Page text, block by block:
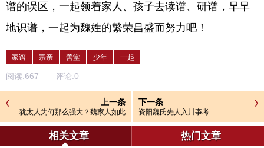
谱的误区，一起领着家人、孩子去读谱、研谱，早早
地识谱，一起为魏姓的繁荣昌盛而努力吧！
家谱 宗亲 善堂 少年 一起
阅读:667 评论:0
上一条
犹太人为何那么强大？魏家人如此
当仁不让！
下一条
资阳魏氏先人入川亊考
相关文章 热门文章